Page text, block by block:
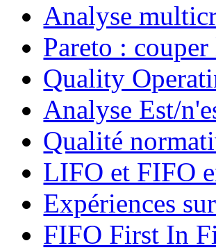
Analyse
Pareto :
Quality
Analyse Est/
Qualité
LIFO et FIFO
Expériences
FIFO First In